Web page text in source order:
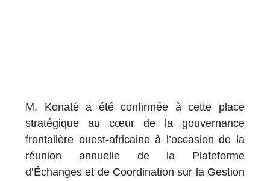
M. Konaté a été confirmée à cette place
stratégique au cœur de la gouvernance
frontalière ouest-africaine à l’occasion de la
réunion annuelle de la Plateforme
d’Échanges et de Coordination sur la Gestion